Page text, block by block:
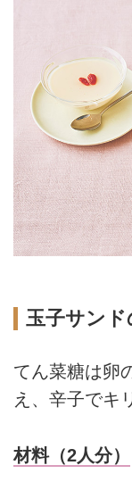
玉子サン
てん菜糖は卵
え、辛子でキ
材料（2人分）